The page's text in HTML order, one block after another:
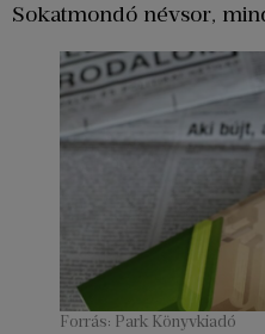
Sokatmondó névsor,
Forrás: Park Könyvkiadó